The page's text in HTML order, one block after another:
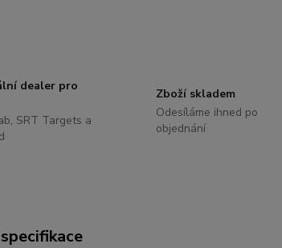
dealer pro
SRT Targets a
Zboží skladem
Odesíláme ihned po
objednání